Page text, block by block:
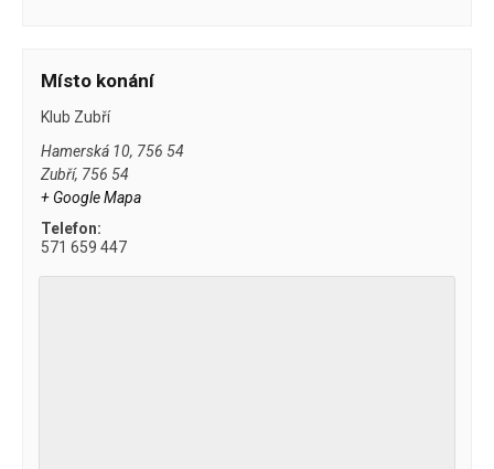
Místo konání
Klub Zubří
Hamerská 10, 756 54
Zubří, 756 54
+ Google Mapa
Telefon:
571 659 447